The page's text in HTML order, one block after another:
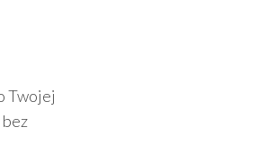
Twojej
bez